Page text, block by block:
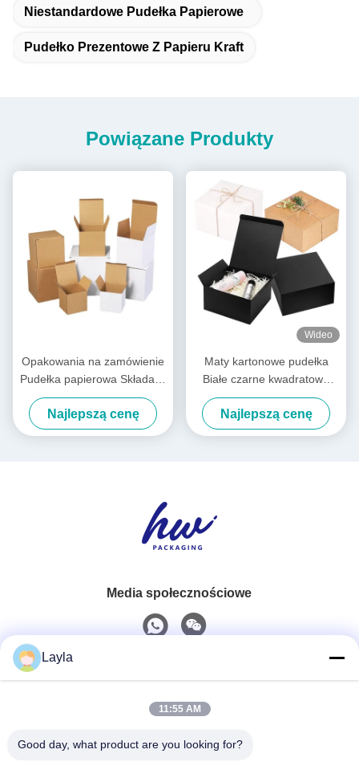
Niestandardowe Pudełka Papierowe
Pudełko Prezentowe Z Papieru Kraft
Powiązane Produkty
Opakowania na zamówienie
Pudełka papierowa Składany
karton papierowy Karton
kartonowy
Najlepszą cenę
Wideo
Maty kartonowe pudełka
Białe czarne kwadratowe
pudełko podarunkowe
Naturalne sztywne
opakowania
Najlepszą cenę
Media społecznościowe
0086-18688885859
Layla
11:55 AM
Good day, what product are you looking for?